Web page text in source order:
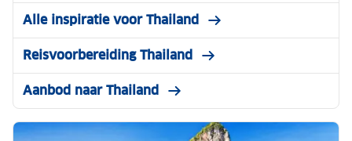
Alle inspiratie voor Thailand
Reisvoorbereiding Thailand
Aanbod naar Thailand